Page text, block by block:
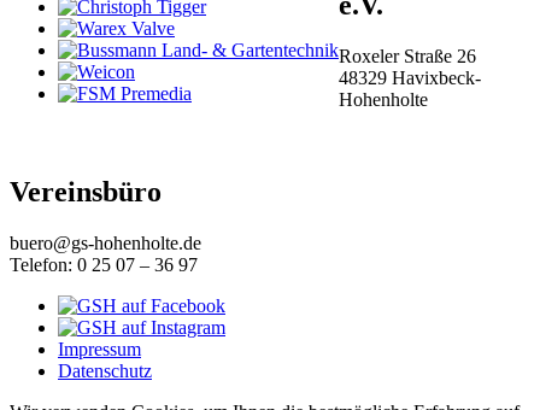
Roxeler Straße 26
48329 Havixbeck-
Hohenholte
Vereinsbüro
buero@gs-hohenholte.de
Telefon: 0 25 07 – 36 97
Impressum
Datenschutz